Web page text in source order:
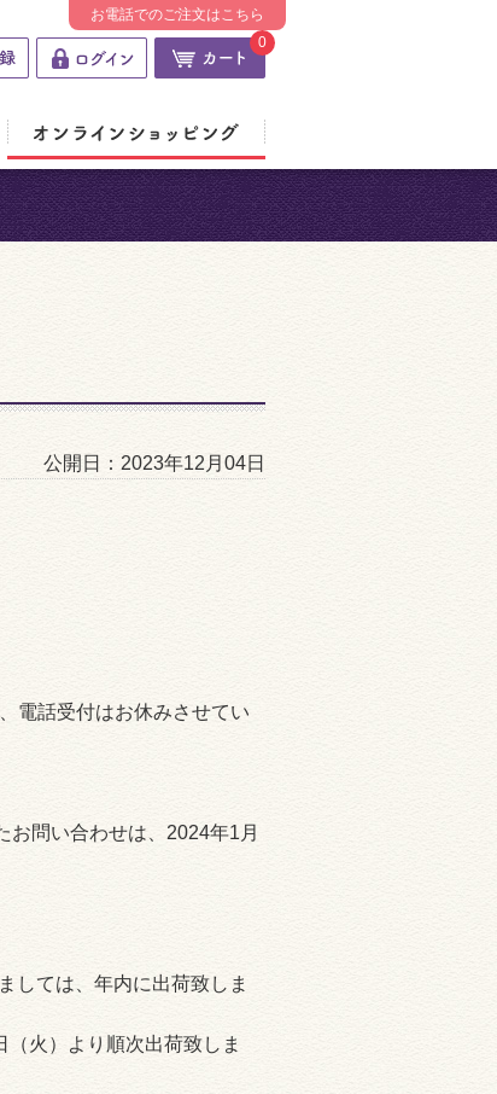
0
お電話でのご注文はこちら
公開日：2023年12月04日
電話受付はお休みさせてい
お問い合わせは、2024年1月
しては、年内に出荷致しま
（火）より順次出荷致しま